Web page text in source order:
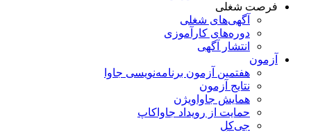
فرصت شغلی
آگهی‌های شغلی
دوره‌های کارآموزی
انتشار آگهی
آزمون
هفتمین آزمون برنامه‌نویسی جاوا
نتایج آزمون
همایش جاواویژن
حمایت از رویداد جاواکاپ
جی‌کل